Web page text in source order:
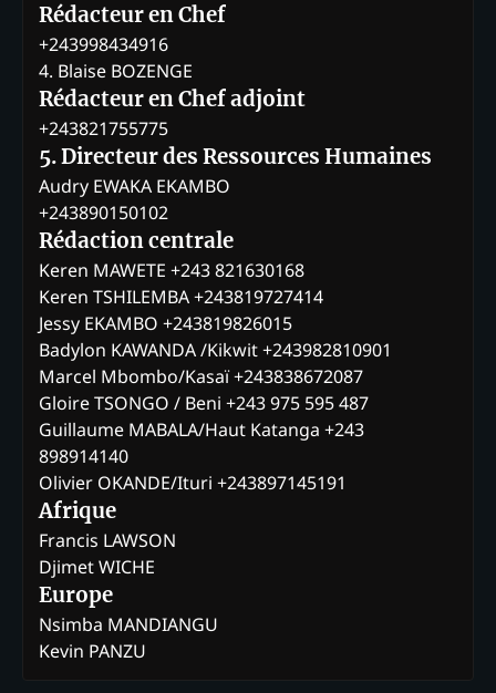
Rédacteur en Chef
+243998434916
4. Blaise BOZENGE
Rédacteur en Chef adjoint
+243821755775
5. Directeur des Ressources Humaines
Audry EWAKA EKAMBO
+243890150102
Rédaction centrale
Keren MAWETE +243 821630168
Keren TSHILEMBA +243819727414
Jessy EKAMBO +243819826015
Badylon KAWANDA /Kikwit +243982810901
Marcel Mbombo/Kasaï +243838672087
Gloire TSONGO / Beni +243 975 595 487
Guillaume MABALA/Haut Katanga +243
898914140
Olivier OKANDE/Ituri +243897145191
Afrique
Francis LAWSON
Djimet WICHE
Europe
Nsimba MANDIANGU
Kevin PANZU